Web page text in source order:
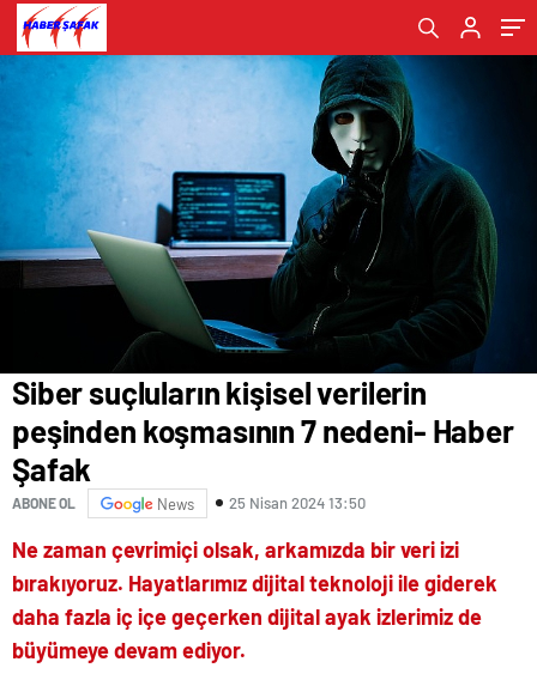
Siber suçluların kişisel verilerin
peşinden koşmasının 7 nedeni- Haber
Şafak
ABONE OL News 25 Nisan 2024 13:50
Ne zaman çevrimiçi olsak, arkamızda bir veri izi
bırakıyoruz. Hayatlarımız dijital teknoloji ile giderek
daha fazla iç içe geçerken dijital ayak izlerimiz de
büyümeye devam ediyor.
Şafak